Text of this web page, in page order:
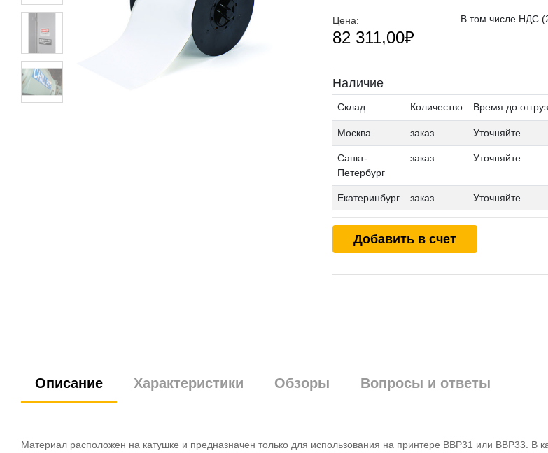
Цена:
82 311,00₽
В том числе НДС
Наличие
Склад Количество Время до
Москва заказ Уточняйте
Санкт-
Петербург
заказ Уточняйте
Екатеринбург заказ Уточняйте
Добавить в счет
Описание Характеристики Обзоры Вопросы и ответы
Материал расположен на катушке и предназначен только для использования на принтере BBP31 или BBP33. В